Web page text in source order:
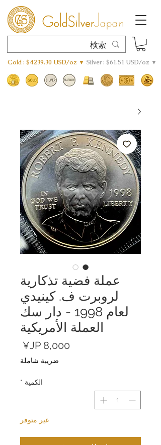
Gold : $4239.30 USD/oz ▼ Silver : $61.51 USD/oz ▼
عملة فضية تذكارية
لروبرت ف. كينيدي
لعام 1998 - دار سك
العملة الأمريكية
ضريبة شاملة
الكمية *
غير متوفر